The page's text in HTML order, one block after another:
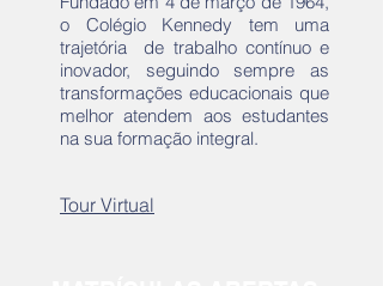
o Colégio Kennedy tem uma
trajetória de trabalho contínuo e
inovador, seguindo sempre as
transformações educacionais que
melhor atendem aos estudantes
na sua formação integral.
Tour Virtual